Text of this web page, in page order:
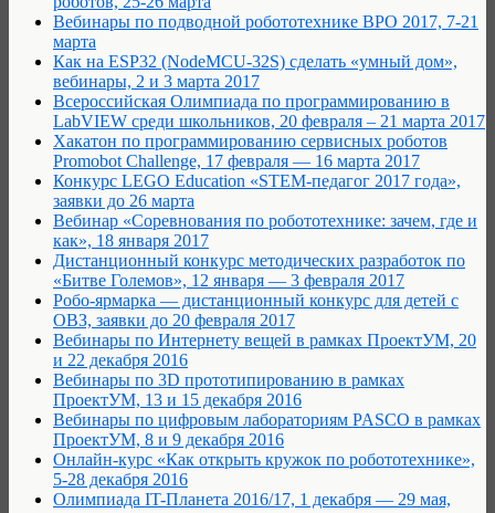
Вебинары по подводной робототехнике ВРО 2017, 7-21
марта
Как на ESP32 (NodeMCU-32S) сделать «умный дом»,
вебинары, 2 и 3 марта 2017
Всероссийская Олимпиада по программированию в
LabVIEW среди школьников, 20 февраля – 21 марта 2017
Хакатон по программированию сервисных роботов
Promobot Challenge, 17 февраля — 16 марта 2017
Конкурс LEGO Education «STEM-педагог 2017 года»,
заявки до 26 марта
Вебинар «Соревнования по робототехнике: зачем, где и
как», 18 января 2017
Дистанционный конкурс методических разработок по
«Битве Големов», 12 января — 3 февраля 2017
Робо-ярмарка — дистанционный конкурс для детей с
ОВЗ, заявки до 20 февраля 2017
Вебинары по Интернету вещей в рамках ПроектУМ, 20
и 22 декабря 2016
Вебинары по 3D прототипированию в рамках
ПроектУМ, 13 и 15 декабря 2016
Вебинары по цифровым лабораториям PASCO в рамках
ПроектУМ, 8 и 9 декабря 2016
Онлайн-курс «Как открыть кружок по робототехнике»,
5-28 декабря 2016
Олимпиада IT-Планета 2016/17, 1 декабря — 29 мая,